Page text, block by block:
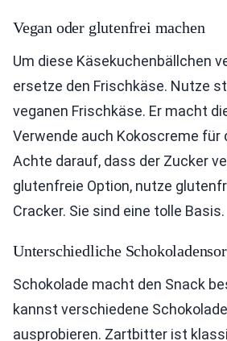
Vegan oder glutenfrei machen
Um diese Käsekuchenbällchen
ersetze den Frischkäse. Nutze
veganen Frischkäse. Er macht
Verwende auch Kokoscreme für
Achte darauf, dass der Zucker
glutenfreie Option, nutze
Cracker. Sie sind eine tolle Basis.
Unterschiedliche
Schokolade macht den Snack
kannst verschiedene
ausprobieren. Zartbitter ist